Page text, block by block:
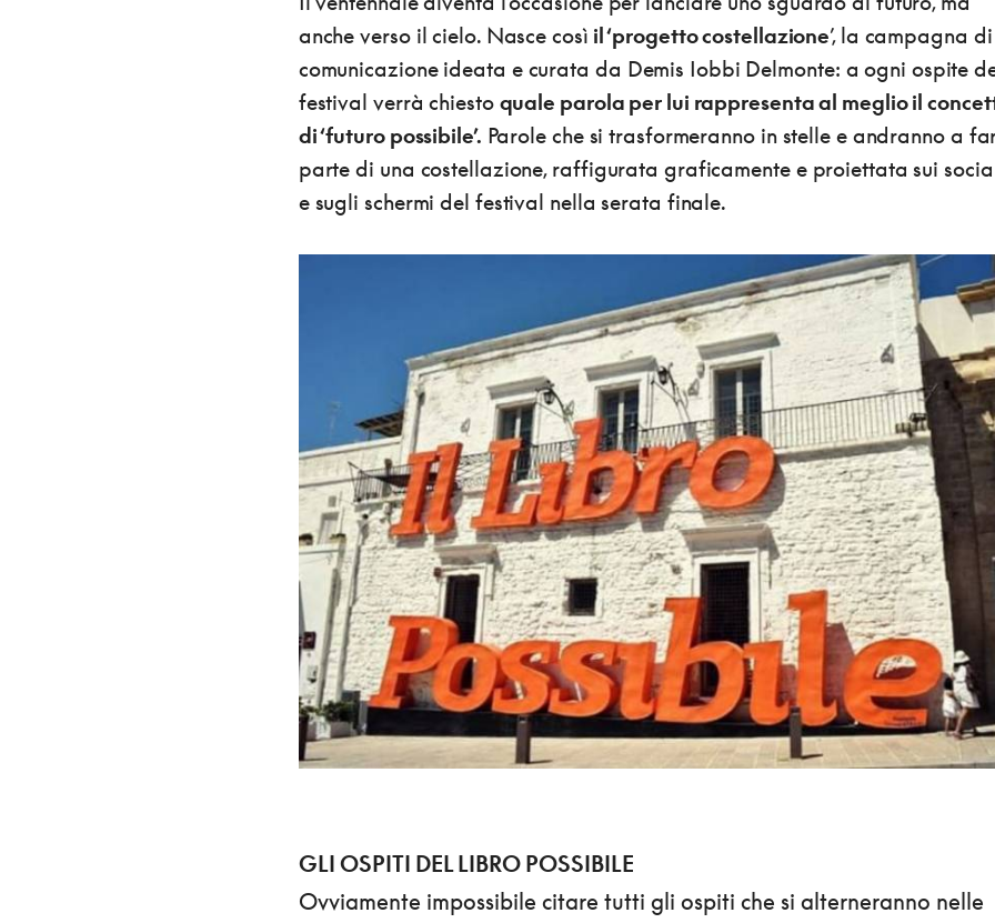
anche verso il cielo. Nasce così il ‘progetto costellazione’, la campagna di
comunicazione ideata e curata da Demis Iobbi Delmonte: a ogni ospite
festival verrà chiesto quale parola per lui rappresenta al meglio il
di ‘futuro possibile’. Parole che si trasformeranno in stelle e andranno a
parte di una costellazione, raffigurata graficamente e proiettata sui
e sugli schermi del festival nella serata finale.
GLI OSPITI DEL LIBRO POSSIBILE
Ovviamente impossibile citare tutti gli ospiti che si alterneranno nelle